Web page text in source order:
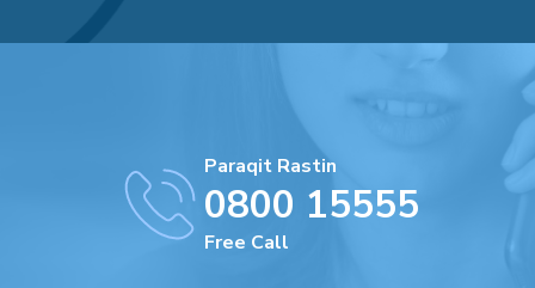
Paraqit Rastin
0800 15555
Free Call